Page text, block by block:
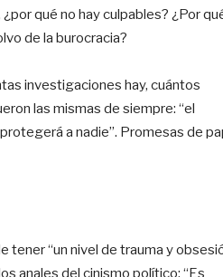
qué no hay culpables? ¿Por
de la burocracia?
investigaciones hay, cuántos
las mismas de siempre: “el
a nadie”. Promesas de
tener “un nivel de trauma y
anales del cinismo político: “Es